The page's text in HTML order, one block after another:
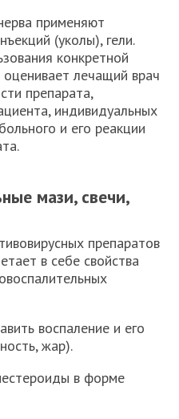
применяют
(уколы), гели.
конкретной
лечащий врач
препарата,
индивидуальных
и его реакции
мази, свечи,
препаратов
в себе свойства
воспаление и его
жар).
в форме